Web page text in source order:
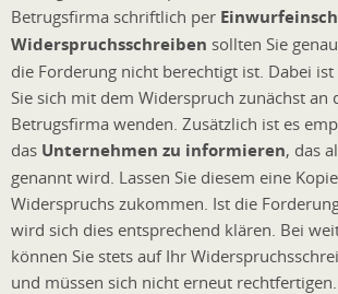
Betrugsfirma schriftlich per
Widerspruchsschreiben sollten Sie
die Forderung nicht berechtigt ist. Dabei ist
Sie sich mit dem Widerspruch zunächst an
Betrugsfirma wenden. Zusätzlich ist es
das Unternehmen zu informieren, das
genannt wird. Lassen Sie diesem eine
Widerspruchs zukommen. Ist die
wird sich dies entsprechend klären. Bei
können Sie stets auf Ihr
und müssen sich nicht erneut